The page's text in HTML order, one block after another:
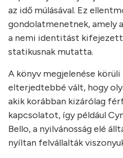
az idő múlásával. Ez
gondolatmenetnek, amely
a nemi identitást
statikusnak mutatta.
A könyv megjelenése
elterjedtebbé vált, hogy
akik korábban kizárólag
kapcsolatot, így például
Bello, a nyilvánosság elé
nyíltan felvállalták